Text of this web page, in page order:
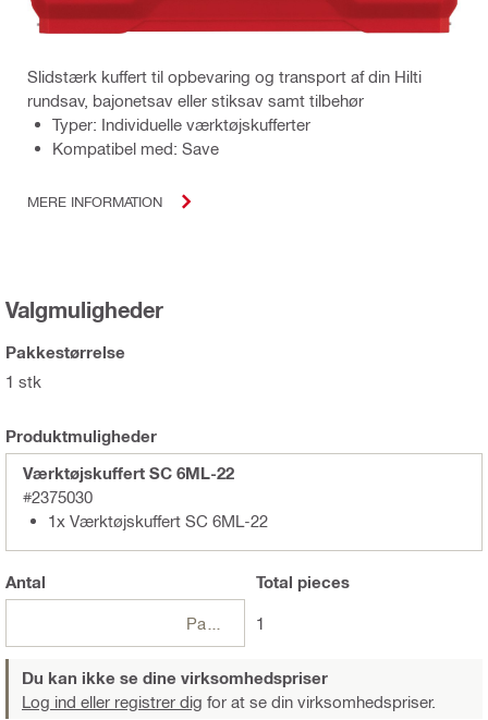
Slidstærk kuffert til opbevaring og transport af din Hilti
rundsav, bajonetsav eller stiksav samt tilbehør
Typer: Individuelle værktøjskufferter
Kompatibel med: Save
MERE INFORMATION
Valgmuligheder
Pakkestørrelse
1 stk
Produktmuligheder
Værktøjskuffert SC 6ML-22
#2375030
1x Værktøjskuffert SC 6ML-22
Antal Total pieces
1
Du kan ikke se dine virksomhedspriser
Log ind eller registrer dig for at se din virksomhedspriser.